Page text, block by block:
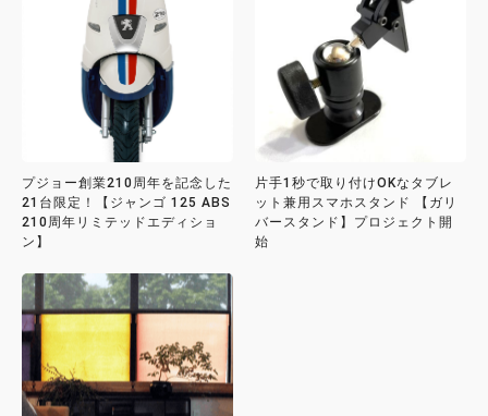
プジョー創業210周年を記念した
21台限定！【ジャンゴ 125 ABS
210周年リミテッドエディショ
ン】
片手1秒で取り付けOKなタブレ
ット兼用スマホスタンド 【ガリ
バースタンド】プロジェクト開
始